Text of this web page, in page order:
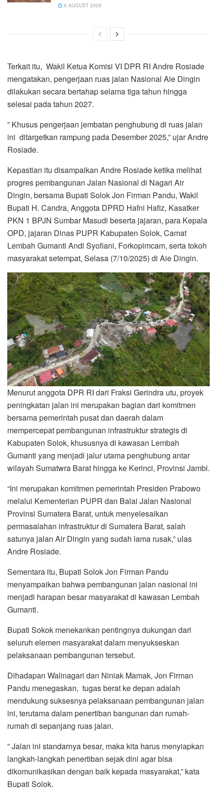
6 AUGUST 2026
Terkait itu, Wakil Ketua Komisi VI DPR RI Andre Rosiade
mengatakan, pengerjaan ruas jalan Nasional Aie Dingin
dilakukan secara bertahap selama tiga tahun hingga
selesai pada tahun 2027.
” Khusus pengerjaan jembatan penghubung di ruas jalan
ini ditargetkan rampung pada Desember 2025,” ujar Andre
Rosiade.
Kepastian itu disampaikan Andre Rosiade ketika melihat
progres pembangunan Jalan Nasional di Nagari Air
Dingin, bersama Bupati Solok Jon Firman Pandu, Wakil
Bupati H. Candra, Anggota DPRD Hafni Hafiz, Kasatker
PKN 1 BPJN Sumbar Masudi beserta jajaran, para Kepala
OPD, jajaran Dinas PUPR Kabupaten Solok, Camat
Lembah Gumanti Andi Syofiani, Forkopimcam, serta tokoh
masyarakat setempat, Selasa (7/10/2025) di Aie Dingin.
Menurut anggota DPR RI dari Fraksi Gerindra utu, proyek
peningkatan jalan ini merupakan bagian dari komitmen
bersama pemerintah pusat dan daerah dalam
mempercepat pembangunan infrastruktur strategis di
Kabupaten Solok, khususnya di kawasan Lembah
Gumanti yang menjadi jalur utama penghubung antar
wilayah Sumatwra Barat hingga ke Kerinci, Provinsi Jambi.
“Ini merupakan komitmen pemerintah Presiden Prabowo
melalui Kementerian PUPR dan Balai Jalan Nasional
Provinsi Sumatera Barat, untuk menyelesaikan
permasalahan infrastruktur di Sumatera Barat, salah
satunya jalan Air Dingin yang sudah lama rusak,” ulas
Andre Rosiade.
Sementara itu, Bupati Solok Jon Firman Pandu
menyampaikan bahwa pembangunan jalan nasional ini
menjadi harapan besar masyarakat di kawasan Lembah
Gumanti.
Bupati Sokok menekankan pentingnya dukungan dari
seluruh elemen masyarakat dalam menyukseskan
pelaksanaan pembangunan tersebut.
Dihadapan Walinagari dan Niniak Mamak, Jon Firman
Pandu menegaskan, tugas berat ke depan adalah
mendukung suksesnya pelaksanaan pembangunan jalan
ini, terutama dalam penertiban bangunan dan rumah-
rumah di sepanjang ruas jalan.
” Jalan ini standarnya besar, maka kita harus menyiapkan
langkah-langkah penertiban sejak dini agar bisa
dikomunikasikan dengan baik kepada masyarakat,” kata
Bupati Solok.